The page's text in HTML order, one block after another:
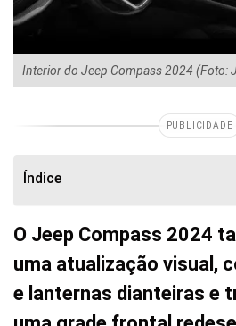
Interior do Jeep Compass 2024 (Foto:
PUBLICIDADE
Índice
O Jeep Compass 2024
uma atualização visual,
e lanternas dianteiras e